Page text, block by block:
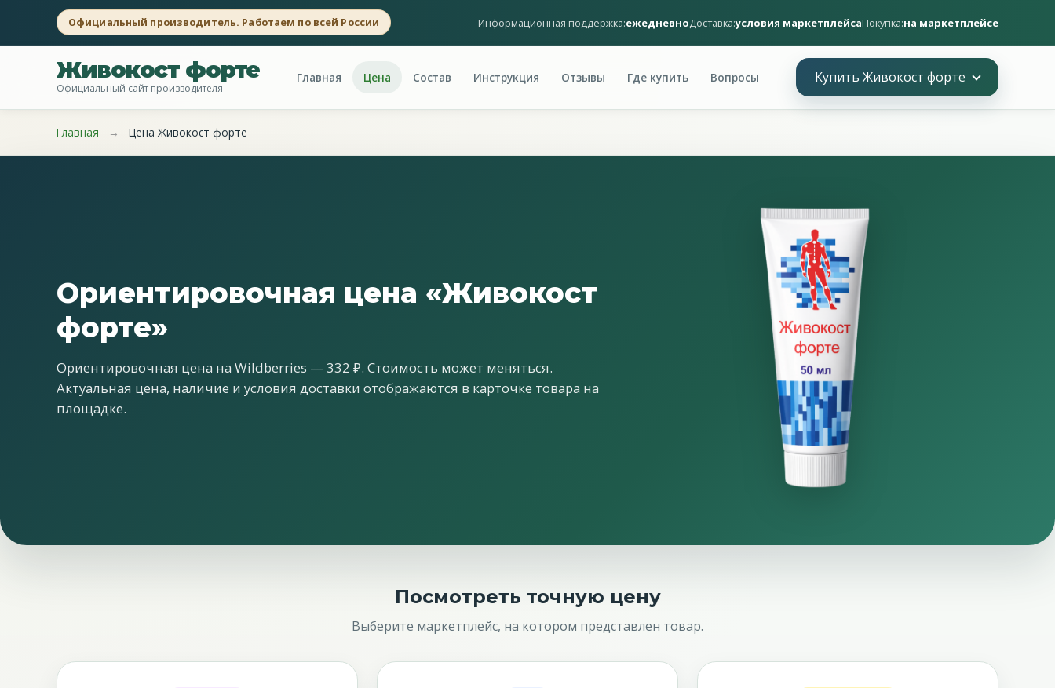
Официальный производитель. Работаем по всей России Информационная поддержка:ежедневноДоставка:условия маркетплейсаПокупка:на маркетплейсе
Живокост форте
Официальный сайт производителя
Главная Цена Состав Инструкция Отзывы Где купить Вопросы Купить Живокост форте
Главная → Цена Живокост форте
Ориентировочная цена «Живокост
форте»
Ориентировочная цена на Wildberries — 332 ₽. Стоимость может меняться.
Актуальная цена, наличие и условия доставки отображаются в карточке товара на
площадке.
Посмотреть точную цену
Выберите маркетплейс, на котором представлен товар.